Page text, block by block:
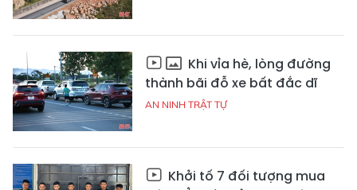
Khi vỉa hè, lòng đường
thành bãi đỗ xe bất đắc dĩ
AN NINH TRẬT TỰ
Khởi tố 7 đối tượng mua